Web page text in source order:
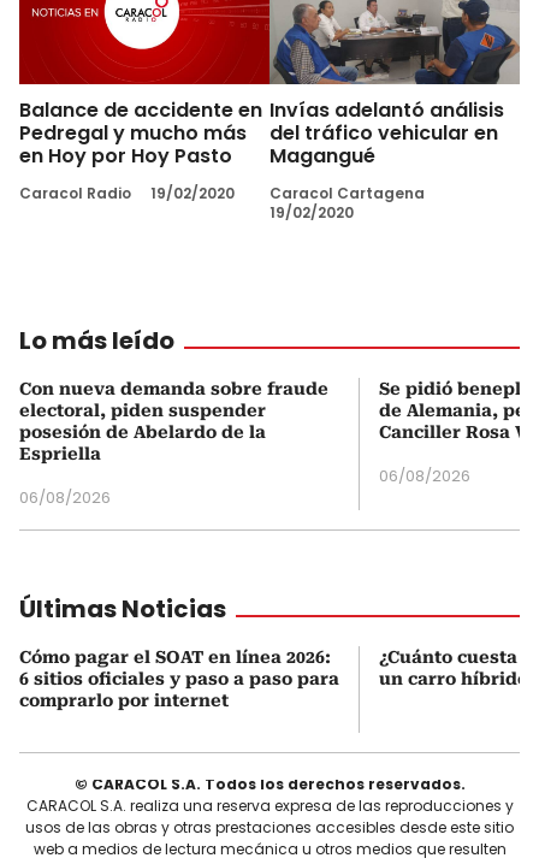
Balance de accidente en
Pedregal y mucho más
en Hoy por Hoy Pasto
Caracol Radio 19/02/2020
Invías adelantó análisis
del tráfico vehicular en
Magangué
Caracol Cartagena
19/02/2020
Lo más leído
Con nueva demanda sobre fraude
electoral, piden suspender
posesión de Abelardo de la
Espriella
06/08/2026
Se pidió
de Alemania,
Canciller Rosa
06/08/2026
Últimas Noticias
Cómo pagar el SOAT en línea 2026:
6 sitios oficiales y paso a paso para
comprarlo por internet
¿Cuánto cuesta
un carro híbrido
© CARACOL S.A. Todos los derechos reservados.
CARACOL S.A. realiza una reserva expresa de las reproducciones y
usos de las obras y otras prestaciones accesibles desde este sitio
web a medios de lectura mecánica u otros medios que resulten